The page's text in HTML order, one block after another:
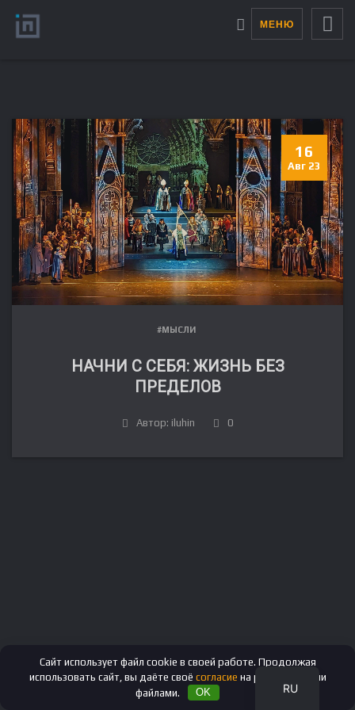
МЕНЮ
16
Авг 23
#МЫСЛИ
НАЧНИ С СЕБЯ: ЖИЗНЬ БЕЗ
ПРЕДЕЛОВ
Автор: iluhin 0
RU
EN
Сайт использует файл cookie в своей работе. Продолжая
использовать сайт, вы даёте своё согласие на работу с этими
файлами.
OK